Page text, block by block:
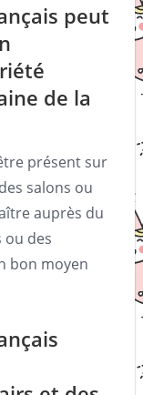
peut
de la
présent sur
salons ou
auprès du
ou des
bon moyen